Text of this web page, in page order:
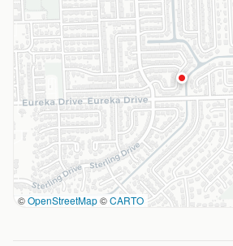
©OpenStreetMap©CARTO